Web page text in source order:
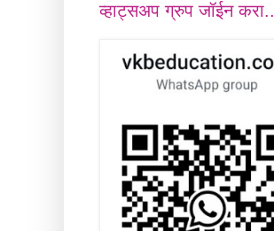
व्हाट्सअप ग्रुप जॉईन करा..